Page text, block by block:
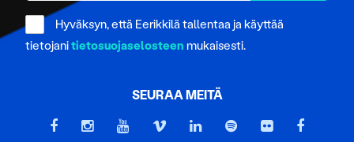
Hyväksyn, että Eerikkilä tallentaa ja käyttää
tietojanitietosuojaselosteen mukaisesti.
SEURAA MEITÄ